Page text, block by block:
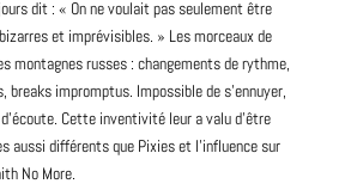
dit : « On ne voulait pas seulement être
et imprévisibles. » Les morceaux de
montagnes russes : changements de rythme,
breaks impromptus. Impossible de s’ennuyer,
Cette inventivité leur a valu d’être
aussi différents que Pixies et l’influence sur
No More.